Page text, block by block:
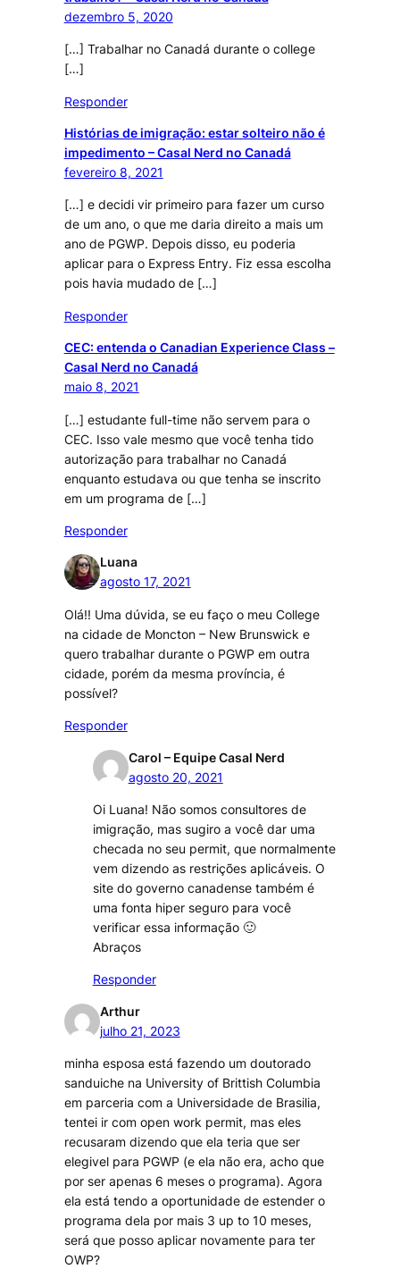
dezembro 5, 2020
[…] Trabalhar no Canadá durante o college
[…]
Responder
Histórias de imigração: estar solteiro não é
impedimento – Casal Nerd no Canadá
fevereiro 8, 2021
[…] e decidi vir primeiro para fazer um curso
de um ano, o que me daria direito a mais um
ano de PGWP. Depois disso, eu poderia
aplicar para o Express Entry. Fiz essa escolha
pois havia mudado de […]
Responder
CEC: entenda o Canadian Experience Class –
Casal Nerd no Canadá
maio 8, 2021
[…] estudante full-time não servem para o
CEC. Isso vale mesmo que você tenha tido
autorização para trabalhar no Canadá
enquanto estudava ou que tenha se inscrito
em um programa de […]
Responder
Luana
agosto 17, 2021
Olá!! Uma dúvida, se eu faço o meu College
na cidade de Moncton – New Brunswick e
quero trabalhar durante o PGWP em outra
cidade, porém da mesma província, é
possível?
Responder
Carol – Equipe Casal Nerd
agosto 20, 2021
Oi Luana! Não somos consultores de
imigração, mas sugiro a você dar uma
checada no seu permit, que normalmente
vem dizendo as restrições aplicáveis. O
site do governo canadense também é
uma fonta hiper seguro para você
verificar essa informação 🙂
Abraços
Responder
Arthur
julho 21, 2023
minha esposa está fazendo um doutorado
sanduiche na University of Brittish Columbia
em parceria com a Universidade de Brasilia,
tentei ir com open work permit, mas eles
recusaram dizendo que ela teria que ser
elegivel para PGWP (e ela não era, acho que
por ser apenas 6 meses o programa). Agora
ela está tendo a oportunidade de estender o
programa dela por mais 3 up to 10 meses,
será que posso aplicar novamente para ter
OWP?